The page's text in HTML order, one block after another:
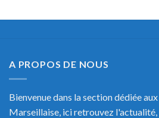
A PROPOS DE NOUS
Bienvenue dans la section dédiée
Marseillaise, ici retrouvez